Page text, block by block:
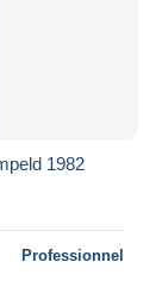
1982
Professionnel